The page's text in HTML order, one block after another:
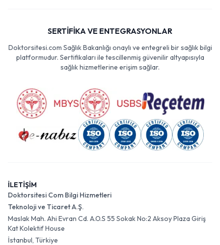
SERTİFİKA VE ENTEGRASYONLAR
Doktorsitesi.com Sağlık Bakanlığı onaylı ve entegreli bir sağlık bilgi
platformudur. Sertifikaları ile tescillenmiş güvenilir altyapısıyla
sağlık hizmetlerine erişim sağlar.
İLETİŞİM
Doktorsitesi Com Bilgi Hizmetleri
Teknoloji ve Ticaret A.Ş.
Maslak Mah. Ahi Evran Cd. A.O.S 55 Sokak No:2 Aksoy Plaza Giriş
Kat Kolektif House
İstanbul, Türkiye